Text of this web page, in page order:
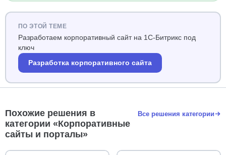
ПО ЭТОЙ ТЕМЕ
Разработаем корпоративный сайт на 1С-Битрикс под
ключ
Разработка корпоративного сайта
Похожие решения в
категории «Корпоративные
сайты и порталы»
Все решения категории